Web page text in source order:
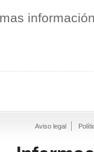
Aviso legal